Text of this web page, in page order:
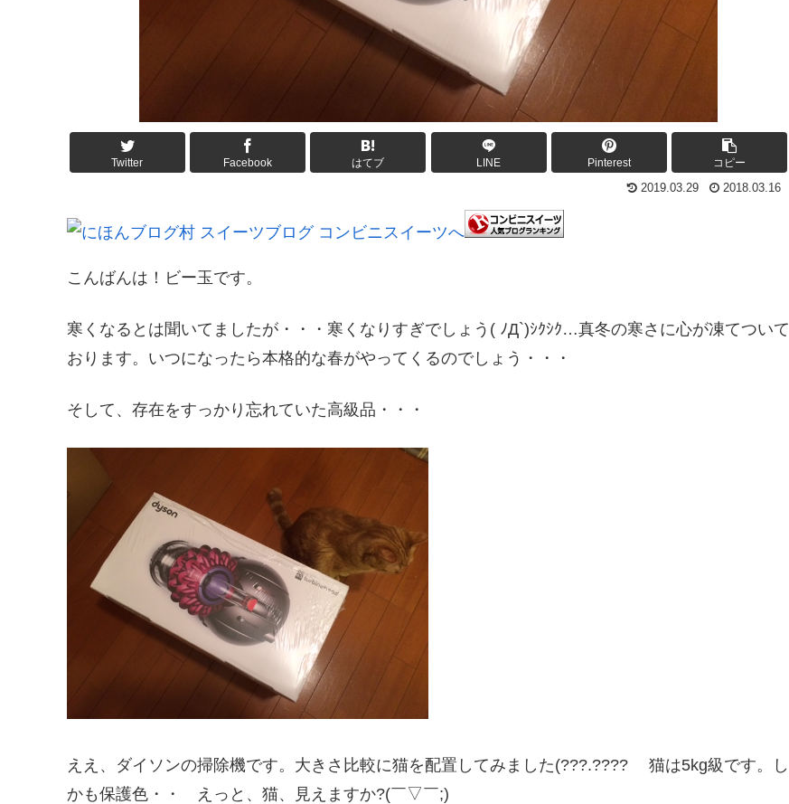
Twitter Facebook はてブ LINE Pinterest コピー
2019.03.29 2018.03.16
こんばんは！ビー玉です。
寒くなるとは聞いてましたが・・・寒くなりすぎでしょう( ﾉД`)ｼｸｼｸ…真冬の寒さに心が凍てついて
おります。いつになったら本格的な春がやってくるのでしょう・・・
そして、存在をすっかり忘れていた高級品・・・
ええ、ダイソンの掃除機です。大きさ比較に猫を配置してみました(???.???? 猫は5kg級です。し
かも保護色・・ えっと、猫、見えますか?(￣▽￣;)